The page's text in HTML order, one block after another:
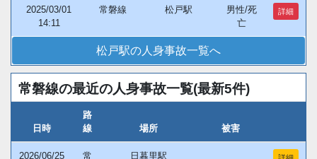
2025/03/01
14:11
常磐線 松戸駅
男性/死
亡
詳細
松戸駅の人身事故一覧へ
常磐線の最近の人身事故一覧(最新5件)
日時
路
線
場所 被害
2026/06/25
常
日暮里駅